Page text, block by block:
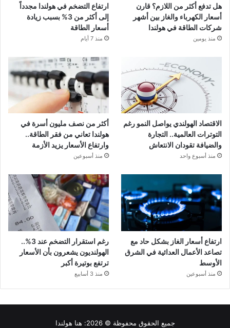
هل تدفع أكثر من اللازم؟ قارن
أسعار الكهرباء والغاز بين أشهر
شركات الطاقة في هولندا
منذ يومين
ارتفاع التضخم في هولندا مجدداً
إلى أكثر من 3% بسبب زيادة
أسعار الطاقة
منذ 7 أيام
الاقتصاد الهولندي يواصل النمو رغم
التوترات العالمية.. التجارة
والضيافة تقودان الانتعاش
منذ أسبوع واحد
أكثر من نصف مليون أسرة في
هولندا تعاني من فقر الطاقة..
وارتفاع الأسعار يزيد الأزمة
منذ أسبوعين
ارتفاع أسعار الغاز بشكل حاد مع
تصاعد الأعمال العدائية في الشرق
الأوسط
منذ أسبوعين
رغم استقرار التضخم عند 3%..
الهولنديون يشعرون بأن الأسعار
ترتفع بوتيرة أكبر
منذ 3 أسابيع
جميع الحقوق محفوظة © 2026: هنا هولندا